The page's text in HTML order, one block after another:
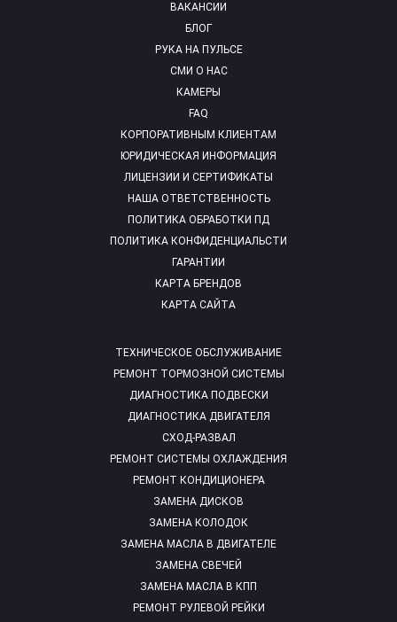
ВАКАНСИИ
БЛОГ
РУКА НА ПУЛЬСЕ
СМИ О НАС
КАМЕРЫ
FAQ
ТЕХНИЧЕСКОЕ ОБСЛУЖИВАНИЕ
РЕМОНТ ТОРМОЗНОЙ СИСТЕМЫ
ДИАГНОСТИКА ПОДВЕСКИ
ДИАГНОСТИКА ДВИГАТЕЛЯ
СХОД-РАЗВАЛ
РЕМОНТ СИСТЕМЫ ОХЛАЖДЕНИЯ
РЕМОНТ КОНДИЦИОНЕРА
ЗАМЕНА ДИСКОВ
ЗАМЕНА КОЛОДОК
ЗАМЕНА МАСЛА В ДВИГАТЕЛЕ
ЗАМЕНА СВЕЧЕЙ
ЗАМЕНА МАСЛА В КПП
РЕМОНТ РУЛЕВОЙ РЕЙКИ
КОРПОРАТИВНЫМ КЛИЕНТАМ
ЮРИДИЧЕСКАЯ ИНФОРМАЦИЯ
ЛИЦЕНЗИИ И СЕРТИФИКАТЫ
НАША ОТВЕТСТВЕННОСТЬ
ПОЛИТИКА ОБРАБОТКИ ПД
ПОЛИТИКА КОНФИДЕНЦИАЛЬСТИ
ГАРАНТИИ
КАРТА БРЕНДОВ
КАРТА САЙТА